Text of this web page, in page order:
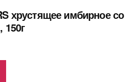
хрустящее имбирное со